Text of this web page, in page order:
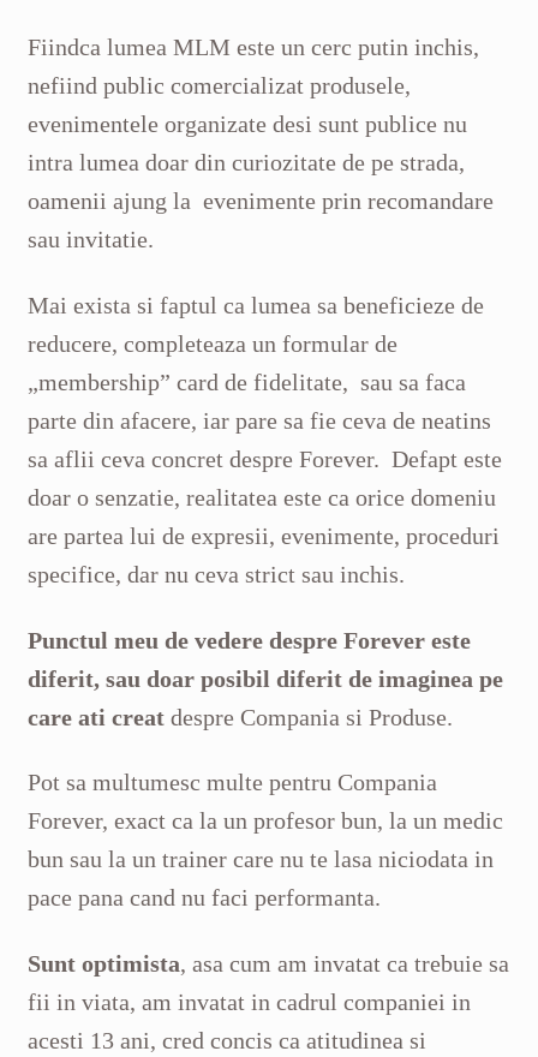
Fiindca lumea MLM este un cerc putin inchis,
nefiind public comercializat produsele,
evenimentele organizate desi sunt publice nu
intra lumea doar din curiozitate de pe strada,
oamenii ajung la evenimente prin recomandare
sau invitatie.
Mai exista si faptul ca lumea sa beneficieze de
reducere, completeaza un formular de
„membership” card de fidelitate, sau sa faca
parte din afacere, iar pare sa fie ceva de neatins
sa aflii ceva concret despre Forever. Defapt este
doar o senzatie, realitatea este ca orice domeniu
are partea lui de expresii, evenimente, proceduri
specifice, dar nu ceva strict sau inchis.
Punctul meu de vedere despre Forever este
diferit, sau doar posibil diferit de imaginea pe
care ati creat despre Compania si Produse.
Pot sa multumesc multe pentru Compania
Forever, exact ca la un profesor bun, la un medic
bun sau la un trainer care nu te lasa niciodata in
pace pana cand nu faci performanta.
Sunt optimista, asa cum am invatat ca trebuie sa
fii in viata, am invatat in cadrul companiei in
acesti 13 ani, cred concis ca atitudinea si